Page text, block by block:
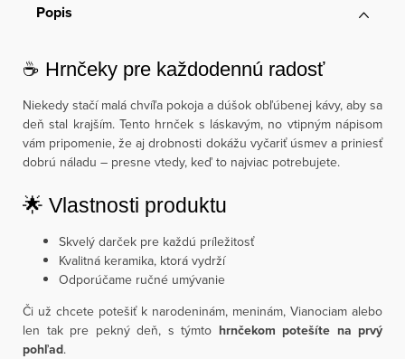
Popis
☕ Hrnčeky pre každodennú radosť
Niekedy stačí malá chvíľa pokoja a dúšok obľúbenej kávy, aby sa
deň stal krajším. Tento hrnček s láskavým, no vtipným nápisom
vám pripomenie, že aj drobnosti dokážu vyčariť úsmev a priniesť
dobrú náladu – presne vtedy, keď to najviac potrebujete.
🌟 Vlastnosti produktu
Skvelý darček pre každú príležitosť
Kvalitná keramika, ktorá vydrží
Odporúčame ručné umývanie
Či už chcete potešiť k narodeninám, meninám, Vianociam alebo
len tak pre pekný deň, s týmto hrnčekom potešíte na prvý
pohľad.